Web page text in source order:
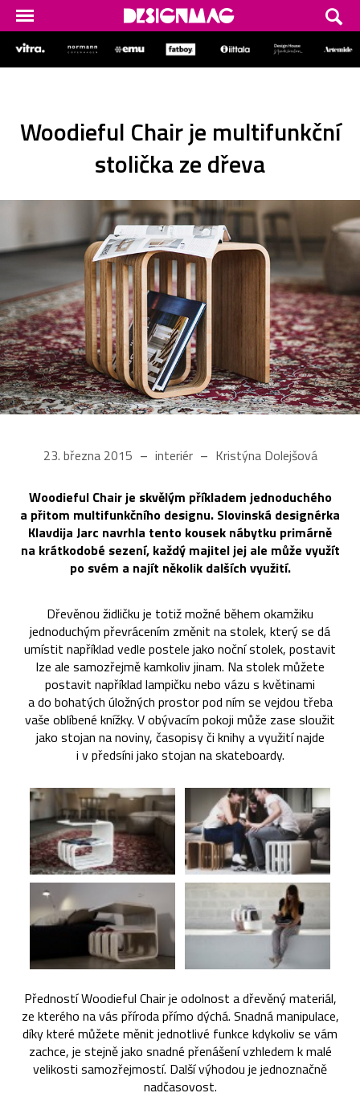
Woodieful Chair je multifunkční
stolička ze dřeva
23. března 2015 interiér Kristýna Dolejšová
Woodieful Chair je skvělým příkladem jednoduchého
a přitom multifunkčního designu. Slovinská designérka
Klavdija Jarc navrhla tento kousek nábytku primárně
na krátkodobé sezení, každý majitel jej ale může využít
po svém a najít několik dalších využití.
Dřevěnou židličku je totiž možné během okamžiku
jednoduchým převrácením změnit na stolek, který se dá
umístit například vedle postele jako noční stolek, postavit
lze ale samozřejmě kamkoliv jinam. Na stolek můžete
postavit například lampičku nebo vázu s květinami
a do bohatých úložných prostor pod ním se vejdou třeba
vaše oblíbené knížky. V obývacím pokoji může zase sloužit
jako stojan na noviny, časopisy či knihy a využití najde
i v předsíni jako stojan na skateboardy.
Předností Woodieful Chair je odolnost a dřevěný materiál,
ze kterého na vás příroda přímo dýchá. Snadná manipulace,
díky které můžete měnit jednotlivé funkce kdykoliv se vám
zachce, je stejně jako snadné přenášení vzhledem k malé
velikosti samozřejmostí. Další výhodou je jednoznačně
nadčasovost.